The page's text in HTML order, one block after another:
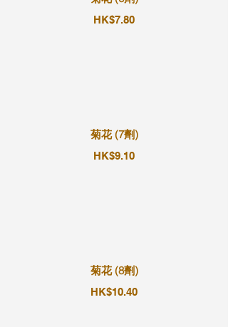
HK$7.80
菊花 (7劑)
HK$9.10
菊花 (8劑)
HK$10.40